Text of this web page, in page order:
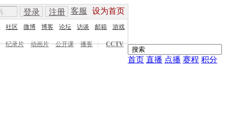
客服 设为首页
登录 注册
社区 微博 博客 论坛 访谈 邮箱 游戏
纪录片 动画片 公开课 播客 |
CCTV
首页 直播 点播 赛程 积分